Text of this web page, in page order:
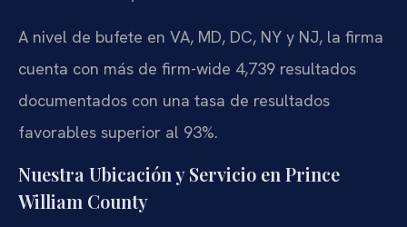
A nivel de bufete en VA, MD, DC, NY y NJ, la firma
cuenta con más de firm-wide 4,739 resultados
documentados con una tasa de resultados
favorables superior al 93%.
Nuestra Ubicación y Servicio en Prince
William County